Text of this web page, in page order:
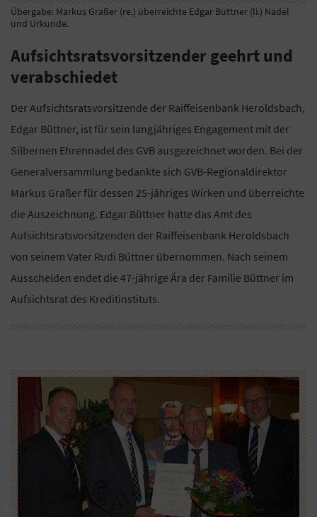
Übergabe: Markus Graßer (re.) überreichte Edgar Büttner (li.) Nadel
und Urkunde.
Aufsichtsratsvorsitzender geehrt und
verabschiedet
Der Aufsichtsratsvorsitzende der Raiffeisenbank Heroldsbach,
Edgar Büttner, ist für sein langjähriges Engagement mit der
Silbernen Ehrennadel des GVB ausgezeichnet worden. Bei der
Generalversammlung bedankte sich GVB-Regionaldirektor
Markus Graßer für dessen 25-jähriges Wirken und überreichte
die Auszeichnung. Edgar Büttner hatte das Amt des
Aufsichtsratsvorsitzenden der Raiffeisenbank Heroldsbach
von seinem Vater Rudi Büttner übernommen. Nach seinem
Ausscheiden endet die 47-jährige Ära der Familie Büttner im
Aufsichtsrat des Kreditinstituts.